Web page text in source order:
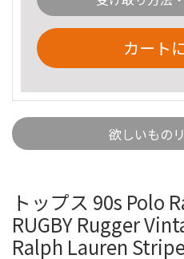
カート
欲しいもの
トップス 90s Polo
RUGBY Rugger
Ralph Lauren